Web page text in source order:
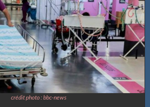
crédit photo : bbc-news